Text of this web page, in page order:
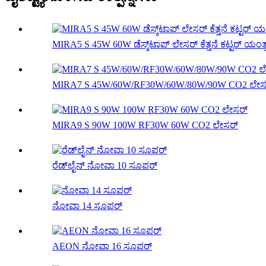
MIRA5 S 45W 60W ಡೆಸ್ಕ್‌ಟಾಪ್ ಲೇಸರ್ ಕೆತ್ತನೆ ಕಟ್ಟರ್
MIRA7 S 45W/60W/RF30W/60W/80W/90W CO2
MIRA9 S 90W 100W RF30W 60W CO2 ಲೇಸರ್
ರೆಡ್‌ಲೈನ್ ನೋವಾ 10 ಸೂಪರ್
ನೋವಾ 14 ಸೂಪರ್
AEON ನೋವಾ 16 ಸೂಪರ್